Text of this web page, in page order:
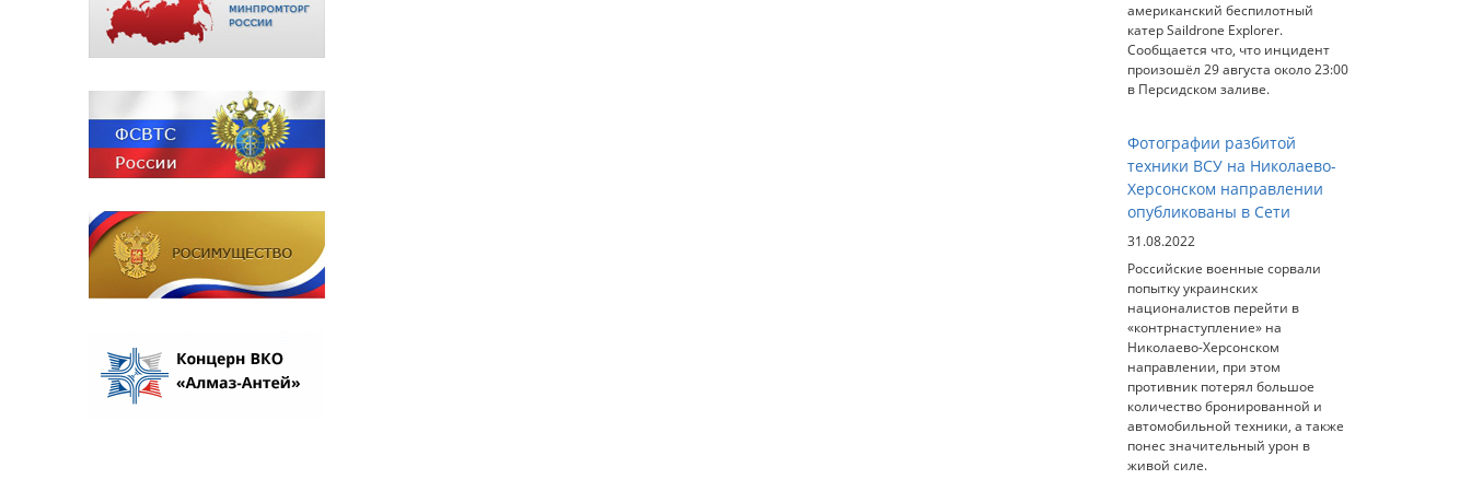
американский беспилотный
катер Saildrone Explorer.
Сообщается что, что инцидент
произошёл 29 августа около 23:00
в Персидском заливе.
Фотографии разбитой
техники ВСУ на Николаево-
Херсонском направлении
опубликованы в Сети
31.08.2022
Российские военные сорвали
попытку украинских
националистов перейти в
«контрнаступление» на
Николаево-Херсонском
направлении, при этом
противник потерял большое
количество бронированной и
автомобильной техники, а также
понес значительный урон в
живой силе.